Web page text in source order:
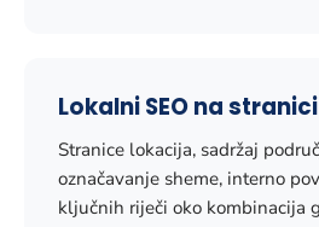
Lokalni SEO na stranici
Stranice lokacija, sadržaj
označavanje sheme, interno
ključnih riječi oko kombinacija